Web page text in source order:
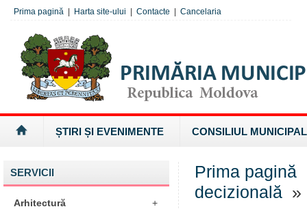
Prima pagină Harta site-ului Contacte Cancelaria
ȘTIRI ȘI EVENIMENTE CONSILIUL MUNICIPAL
SERVICII
Arhitectură +
Prima pagină
decizională »